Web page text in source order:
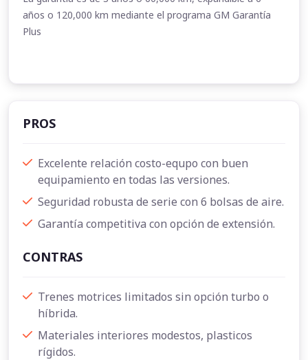
años o 120,000 km mediante el programa GM Garantía
Plus
PROS
Excelente relación costo-equpo con buen
equipamiento en todas las versiones.
Seguridad robusta de serie con 6 bolsas de aire.
Garantía competitiva con opción de extensión.
CONTRAS
Trenes motrices limitados sin opción turbo o
híbrida.
Materiales interiores modestos, plasticos
rígidos.